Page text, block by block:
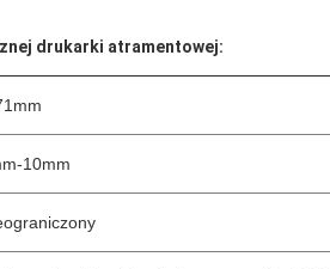
drukarki atramentowej:
10mm